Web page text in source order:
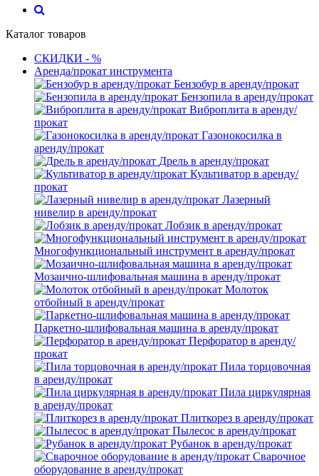
Каталог товаров
СКИДКИ - %
Аренда/прокат инструмента
Бензобур в аренду/прокат
Бензопила в аренду/прокат
Виброплита в аренду/
прокат
Газонокосилка в
аренду/прокат
Дрель в аренду/прокат
Культиватор в аренду/
прокат
Лазерный
нивелир в аренду/прокат
Лобзик в аренду/прокат
Многофункциональный инструмент в аренду/прокат
Мозаично-шлифовальная машина в аренду/прокат
Молоток
отбойный в аренду/прокат
Паркетно-шлифовальная машина в аренду/прокат
Перфоратор в аренду/
прокат
Пила торцовочная
в аренду/прокат
Пила циркулярная
в аренду/прокат
Плиткорез в аренду/прокат
Пылесос в аренду/прокат
Рубанок в аренду/прокат
Сварочное
оборудование в аренду/прокат